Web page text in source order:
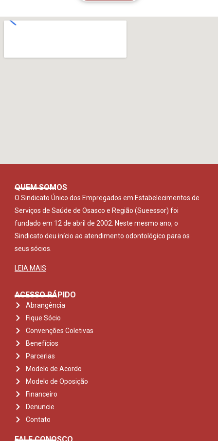
QUEM SOMOS
O Sindicato Único dos Empregados em Estabelecimentos de
Serviços de Saúde de Osasco e Região (Sueessor) foi
fundado em 12 de abril de 2002. Neste mesmo ano, o
Sindicato deu início ao atendimento odontológico para os
seus sócios.
LEIA MAIS
ACESSO RÁPIDO
Abrangência
Fique Sócio
Convenções Coletivas
Benefícios
Parcerias
Modelo de Acordo
Modelo de Oposição
Financeiro
Denuncie
Contato